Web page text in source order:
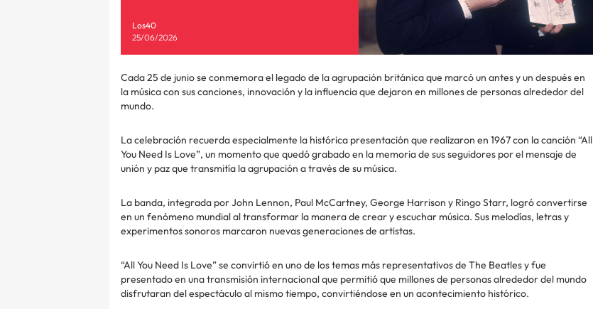
Los40
25/06/2026
Cada 25 de junio se conmemora el legado de la agrupación británica que marcó un antes y un después en
la música con sus canciones, innovación y la influencia que dejaron en millones de personas alrededor del
mundo.
La celebración recuerda especialmente la histórica presentación que realizaron en 1967 con la canción “All
You Need Is Love”, un momento que quedó grabado en la memoria de sus seguidores por el mensaje de
unión y paz que transmitía la agrupación a través de su música.
La banda, integrada por John Lennon, Paul McCartney, George Harrison y Ringo Starr, logró convertirse
en un fenómeno mundial al transformar la manera de crear y escuchar música. Sus melodías, letras y
experimentos sonoros marcaron nuevas generaciones de artistas.
“All You Need Is Love” se convirtió en uno de los temas más representativos de The Beatles y fue
presentado en una transmisión internacional que permitió que millones de personas alrededor del mundo
disfrutaran del espectáculo al mismo tiempo, convirtiéndose en un acontecimiento histórico.